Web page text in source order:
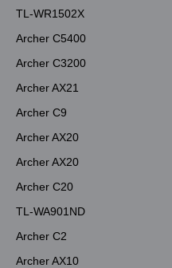
TL-WR1502X
Archer C5400
Archer C3200
Archer AX21
Archer C9
Archer AX20
Archer AX20
Archer C20
TL-WA901ND
Archer C2
Archer AX10